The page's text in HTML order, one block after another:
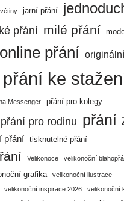
jarní přání
přání milé přání
online přání
přání ke
Messenger přání pro kolegy
přání pro rodinu přání
přání tisknutelné přání
Velikonoce velikonoční
grafika velikonoční ilustrace
velikonoční inspirace 2026 velikonoční